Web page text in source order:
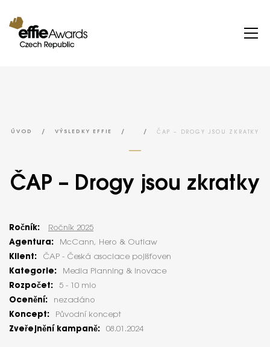
ÚVOD / VÝSLEDKY EFFIE / / ČAP – DROGY JSOU ZKRATKY
ČAP – Drogy jsou zkratky
Ročník: Ročník 2025
Agentura: McCann, Hero & Outlaw
Klient: ČAP - Česká asociace pojišťoven
Kategorie: Media Planning & Inovace
Rozpočet: 5 - 10 mio
Ocenění: nezadáno
Koncept: Původní koncept
Zveřejnění kampaně: 08.01.2024